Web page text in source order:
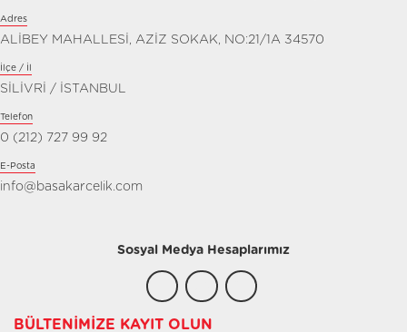
Adres
ALİBEY MAHALLESİ, AZİZ SOKAK, NO:21/1A 34570
İlçe / İl
SİLİVRİ / İSTANBUL
Telefon
0 (212) 727 99 92
E-Posta
info@basakarcelik.com
Sosyal Medya Hesaplarımız
BÜLTENIMIZE KAYIT OLUN